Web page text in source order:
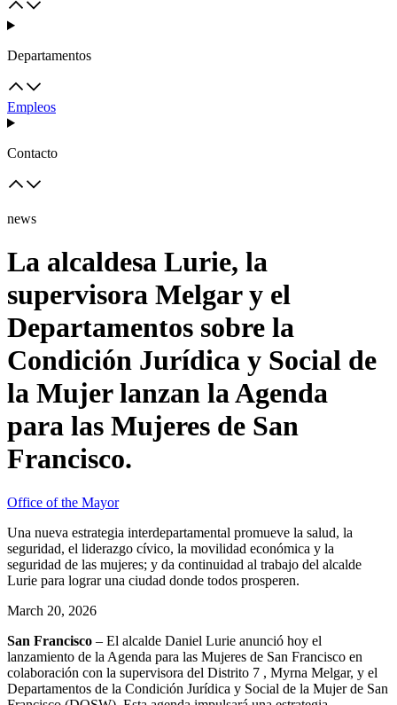
Departamentos
Empleos
Contacto
news
La alcaldesa Lurie, la
supervisora ​​Melgar y el
Departamentos sobre la
Condición Jurídica y Social de
la Mujer lanzan la Agenda
para las Mujeres de San
Francisco.
Office of the Mayor
Una nueva estrategia interdepartamental promueve la salud, la
seguridad, el liderazgo cívico, la movilidad económica y la
seguridad de las mujeres; y da continuidad al trabajo del alcalde
Lurie para lograr una ciudad donde todos prosperen.
March 20, 2026
San Francisco – El alcalde Daniel Lurie anunció hoy el
lanzamiento de la Agenda para las Mujeres de San Francisco en
colaboración con la supervisora ​​del Distrito 7 , Myrna Melgar, y el
Departamentos de la Condición Jurídica y Social de la Mujer de San